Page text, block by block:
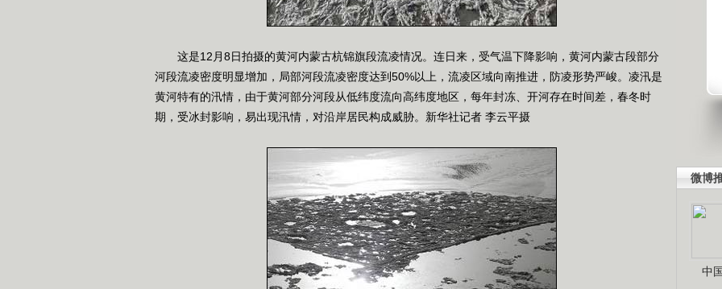
微博
中
这是12月8日拍摄的黄河内蒙古杭锦旗段流凌情况。连日来，受气温下降影响，黄河内蒙古段部分
河段流凌密度明显增加，局部河段流凌密度达到50%以上，流凌区域向南推进，防凌形势严峻。凌汛是
黄河特有的汛情，由于黄河部分河段从低纬度流向高纬度地区，每年封冻、开河存在时间差，春冬时
期，受冰封影响，易出现汛情，对沿岸居民构成威胁。新华社记者 李云平摄